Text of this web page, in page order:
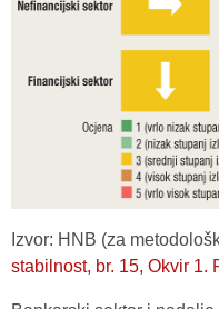
Izvor: HNB (za
stabilnost, br. 15, Okvir 1.